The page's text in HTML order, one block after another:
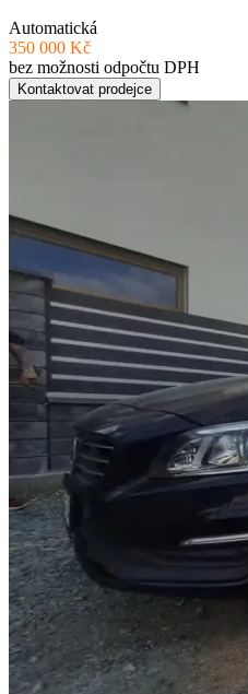
Automatická
350 000 Kč
bez možnosti odpočtu DPH
Kontaktovat prodejce